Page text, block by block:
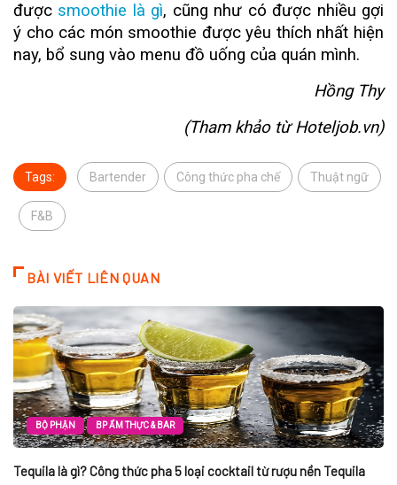
được smoothie là gì, cũng như có được nhiều gợi
ý cho các món smoothie được yêu thích nhất hiện
nay, bổ sung vào menu đồ uống của quán mình.
Hồng Thy
(Tham khảo từ Hoteljob.vn)
Tags: Bartender Công thức pha chế Thuật ngữ
F&B
BÀI VIẾT LIÊN QUAN
BỘ PHẬN BP ẨM THỰC & BAR
Tequila là gì? Công thức pha 5 loại cocktail từ rượu nền Tequila